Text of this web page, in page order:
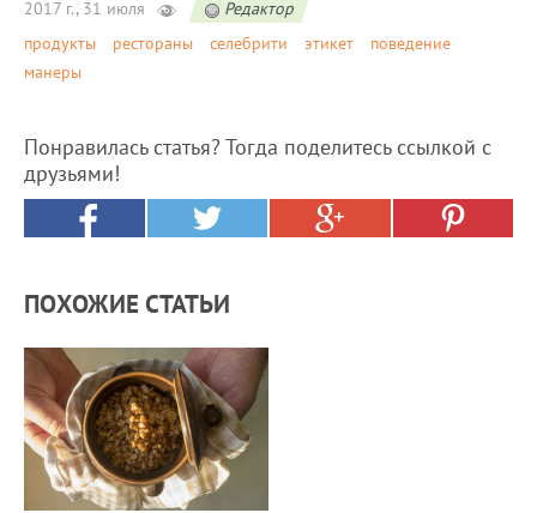
2017 г., 31 июля
Редактор
продукты
рестораны селебрити этикет
поведение
манеры
Понравилась статья? Тогда поделитесь ссылкой с
друзьями!
ПОХОЖИЕ СТАТЬИ